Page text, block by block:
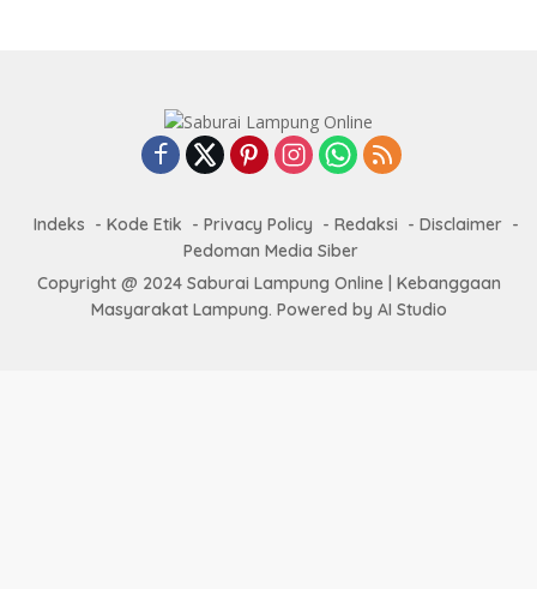
Indeks Kode Etik Privacy Policy Redaksi
Disclaimer
Pedoman Media Siber
Copyright @ 2024 Saburai Lampung Online | Kebanggaan
Masyarakat Lampung. Powered by AI Studio